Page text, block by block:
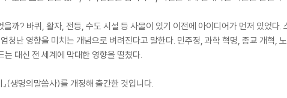
까? 바퀴, 활자, 전등, 수도 시설 등 사물이 있기 이전에 아이디어가 먼저 있었다
청난 영향을 미치는 개념으로 벼려진다고 말한다. 민주정, 과학 혁명, 종교 개혁,
대신 전 세계에 막대한 영향을 떨쳤다.
(생명의말씀사)를 개정해 출간한 것입니다.